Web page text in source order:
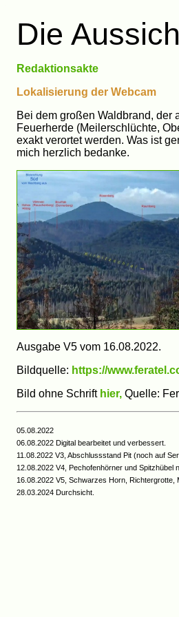
Die
Redaktionsakte
Lokalisierung der Webcam
Bei dem großen Waldbrand, der
Feuerherde (Meilerschlüchte,
exakt verortet werden. Was ist
mich herzlich bedanke.
Ausgabe V5 vom 16.08.2022.
Bildquelle: https://
Bild ohne Schrift hier, Quelle:
05.08.2022
06.08.2022 Digital bearbeitet und verbessert.
11.08.2022 V3, Abschlussstand Pit (noch auf
12.08.2022 V4, Pechofenhörner und Spitzhübel
16.08.2022 V5, Schwarzes Horn,
28.03.2024 Durchsicht.